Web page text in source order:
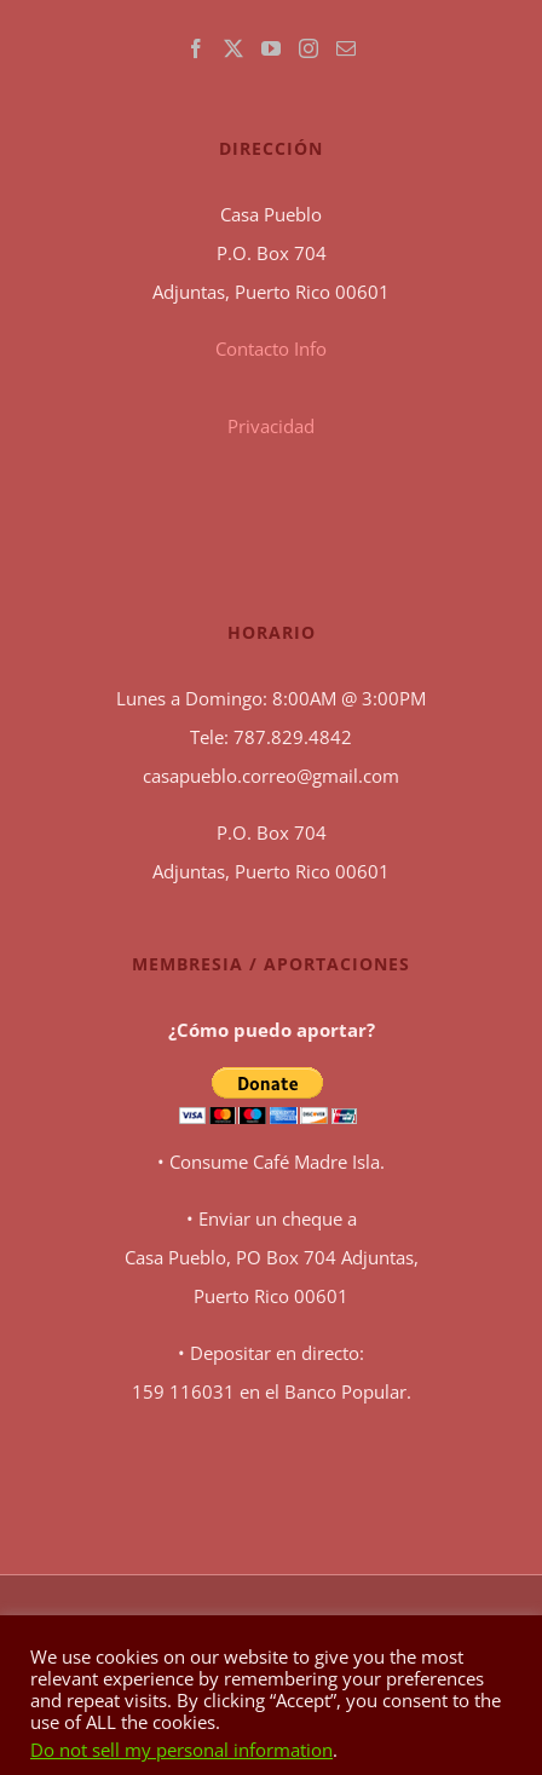
DIRECCIÓN
Casa Pueblo
P.O. Box 704
Adjuntas, Puerto Rico 00601
Contacto Info
Privacidad
HORARIO
Lunes a Domingo: 8:00AM @ 3:00PM
Tele: 787.829.4842
casapueblo.correo@gmail.com
P.O. Box 704
Adjuntas, Puerto Rico 00601
MEMBRESIA / APORTACIONES
¿Cómo puedo aportar?
• Consume Café Madre Isla.
• Enviar un cheque a
Casa Pueblo, PO Box 704 Adjuntas,
Puerto Rico 00601
• Depositar en directo:
159 116031 en el Banco Popular.
Facebook
X YouTubeInstagram
We use cookies on our website to give you the most
relevant experience by remembering your preferences
and repeat visits. By clicking “Accept”, you consent to the
use of ALL the cookies.
Do not sell my personal information.